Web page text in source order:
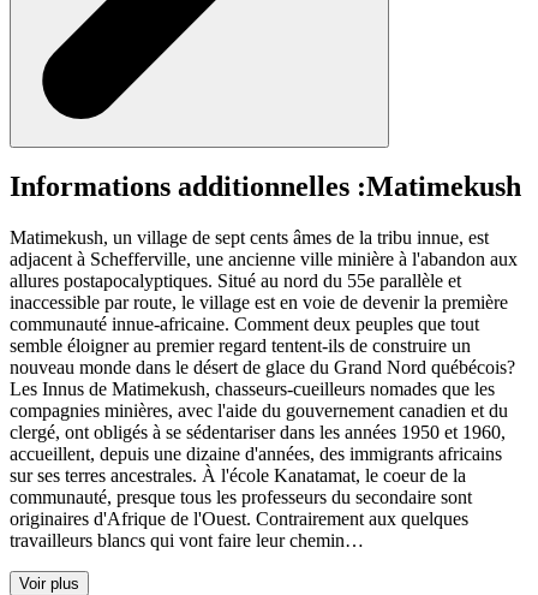
Informations additionnelles :Matimekush
Matimekush, un village de sept cents âmes de la tribu innue, est
adjacent à Schefferville, une ancienne ville minière à l'abandon aux
allures postapocalyptiques. Situé au nord du 55e parallèle et
inaccessible par route, le village est en voie de devenir la première
communauté innue-africaine. Comment deux peuples que tout
semble éloigner au premier regard tentent-ils de construire un
nouveau monde dans le désert de glace du Grand Nord québécois?
Les Innus de Matimekush, chasseurs-cueilleurs nomades que les
compagnies minières, avec l'aide du gouvernement canadien et du
clergé, ont obligés à se sédentariser dans les années 1950 et 1960,
accueillent, depuis une dizaine d'années, des immigrants africains
sur ses terres ancestrales. À l'école Kanatamat, le coeur de la
communauté, presque tous les professeurs du secondaire sont
originaires d'Afrique de l'Ouest. Contrairement aux quelques
travailleurs blancs qui vont faire leur chemin…
Voir plus